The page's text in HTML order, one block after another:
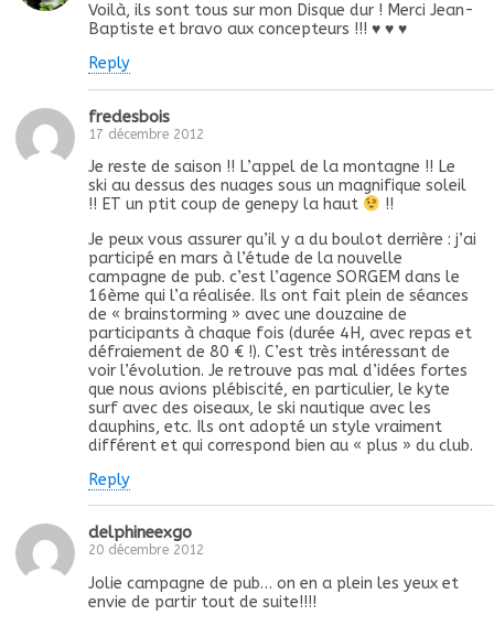
Voilà, ils sont tous sur mon Disque dur ! Merci Jean-
Baptiste et bravo aux concepteurs !!! ♥ ♥ ♥
Reply
fredesbois
17 décembre 2012
Je reste de saison !! L’appel de la montagne !! Le
ski au dessus des nuages sous un magnifique soleil
!! ET un ptit coup de genepy la haut
!!
Je peux vous assurer qu’il y a du boulot derrière : j’ai
participé en mars à l’étude de la nouvelle
campagne de pub. c’est l’agence SORGEM dans le
16ème qui l’a réalisée. Ils ont fait plein de séances
de « brainstorming » avec une douzaine de
participants à chaque fois (durée 4H, avec repas et
défraiement de 80 € !). C’est très intéressant de
voir l’évolution. Je retrouve pas mal d’idées fortes
que nous avions plébiscité, en particulier, le kyte
surf avec des oiseaux, le ski nautique avec les
dauphins, etc. Ils ont adopté un style vraiment
différent et qui correspond bien au « plus » du club.
Reply
delphineexgo
20 décembre 2012
Jolie campagne de pub… on en a plein les yeux et
envie de partir tout de suite!!!!